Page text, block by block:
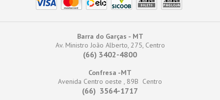
Barra do Garças - MT
Av. Ministro João Alberto, 275, Centro
(66) 3402-4800
Confresa -MT
Avenida Centro oeste , 89B Centro
(66) 3564-1717